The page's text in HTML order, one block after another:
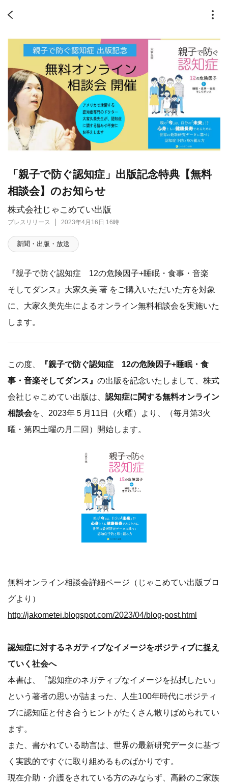
株式会社じゃこめてい出版
プレスリリース 2023年4月16日 16時
「親子で防ぐ認知症」出版記念特典【無料
相談会】のお知らせ
新聞・出版・放送
『親子で防ぐ認知症 12の危険因子+睡眠・食事・音楽
そしてダンス』大家久美 著 をご購入いただいた方を対象
に、大家久美先生によるオンライン無料相談会を実施いた
します。
この度、
『親子で防ぐ認知症 12の危険因子+睡眠・食
事・音楽そしてダンス』 の出版を記念いたしまして、株式
会社じゃこめてい出版は、 認知症に関する無料オンライン
相談会を、2023年５月11日（火曜）より、（毎月第3火
曜・第四土曜の月二回）開始します。
無料オンライン相談会詳細ページ（じゃこめてい出版ブロ
グより）
http://jakometei.blogspot.com/2023/04/blog-post.html
認知症に対するネガティブなイメージをポジティブに捉え
ていく社会へ
本書は、「認知症のネガティブなイメージを払拭したい」
という著者の思いが詰まった、人生100年時代にポジティ
ブに認知症と付き合うヒントがたくさん散りばめられてい
ます。
また、書かれている助言は、世界の最新研究データに基づ
く実践的ですぐに取り組めるものばかりです。
現在介助・介護をされている方のみならず、高齢のご家族